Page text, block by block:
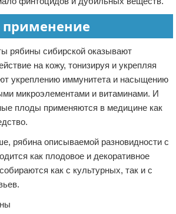
рябины сибирской оказывают
на кожу, тонизируя и укрепляя
укреплению иммунитета и насыщению
микроэлементами и витаминами. И
плоды применяются в медицине как
рябина описываемой разновидности с
как плодовое и декоративное
как с культурных, так и с